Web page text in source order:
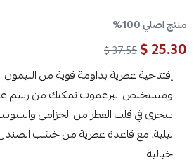
منتج اصلي 100%
25.30 $
37.55 $
إفتتاحية عطرية بداومة قوية من الليمون
ومستخلص البرغموت تمكنك من رسم
سحري في قلب العطر من الخزامى
ليلية، مع قاعدة عطرية من خشب
خيالية .